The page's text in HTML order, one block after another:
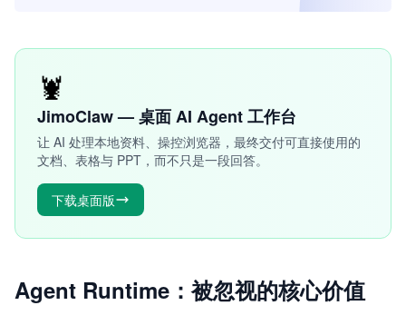
🦞
JimoClaw — 桌面 AI Agent 工作台
让 AI 处理本地资料、操控浏览器，最终交付可直接使用的
文档、表格与 PPT，而不只是一段回答。
下载桌面版
Agent Runtime：被忽视的核心价值